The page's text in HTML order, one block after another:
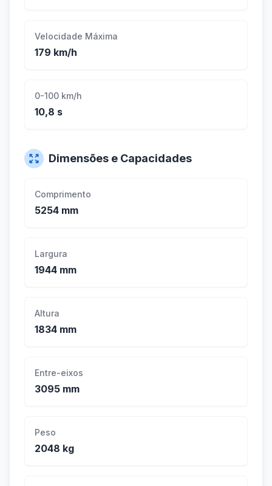
Velocidade Máxima
179 km/h
0-100 km/h
10,8 s
Dimensões e Capacidades
Comprimento
5254 mm
Largura
1944 mm
Altura
1834 mm
Entre-eixos
3095 mm
Peso
2048 kg